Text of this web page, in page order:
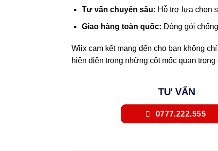
Tư vấn chuyên sâu: Hỗ trợ lựa chọn
Giao hàng toàn quốc: Đóng gói
Wiix cam kết mang đến cho bạn không
hiện diện trong những cột mốc quan
TƯ VẤN
0777.222.555